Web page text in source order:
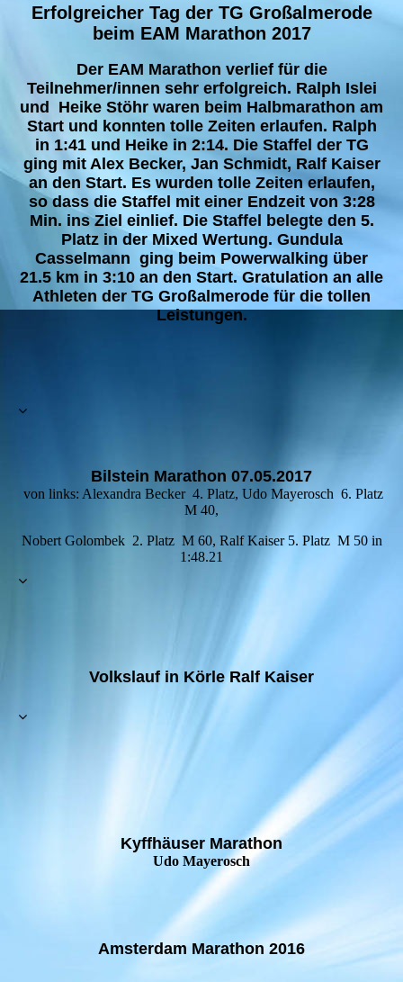
Erfolgreicher Tag der TG Großalmerode
beim EAM Marathon 2017
Der EAM Marathon verlief für die
Teilnehmer/innen sehr erfolgreich. Ralph Islei
und Heike Stöhr waren beim Halbmarathon am
Start und konnten tolle Zeiten erlaufen. Ralph
in 1:41 und Heike in 2:14. Die Staffel der TG
ging mit Alex Becker, Jan Schmidt, Ralf Kaiser
an den Start. Es wurden tolle Zeiten erlaufen,
so dass die Staffel mit einer Endzeit von 3:28
Min. ins Ziel einlief. Die Staffel belegte den 5.
Platz in der Mixed Wertung. Gundula
Casselmann ging beim Powerwalking über
21.5 km in 3:10 an den Start. Gratulation an alle
Athleten der TG Großalmerode für die tollen
Leistungen.
Bilstein Marathon 07.05.2017
von links: Alexandra Becker 4. Platz, Udo Mayerosch 6. Platz
M 40,
Nobert Golombek 2. Platz M 60, Ralf Kaiser 5. Platz M 50 in
1:48.21
Volkslauf in Körle Ralf Kaiser
Kyffhäuser Marathon
Udo Mayerosch
Amsterdam Marathon 2016